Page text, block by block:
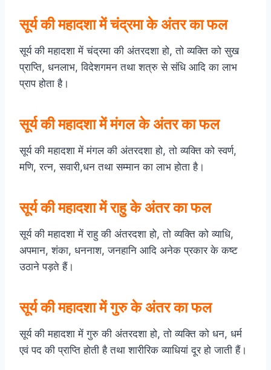
सूर्य की महादशा में चंद्रमा के अंतर का फल
सूर्य की महादशा में चंद्रमा की अंतरदशा हो, तो व्यक्ति को सुख
प्राप्ति, धनलाभ, विदेशगमन तथा शत्रु से संधि आदि का लाभ
प्राप होता है।
सूर्य की महादशा में मंगल के अंतर का फल
सूर्य की महादशा में मंगल की अंतरदशा हो, तो व्यक्ति को स्वर्ण,
मणि, रत्न, सवारी,धन तथा सम्मान का लाभ होता है।
सूर्य की महादशा में राहु के अंतर का फल
सूर्य की महादशा में राहु की अंतरदशा हो, तो व्यक्ति को व्याधि,
अपमान, शंका, धननाश, जनहानि आदि अनेक प्रकार के कष्ट
उठाने पड़ते हैं।
सूर्य की महादशा में गुरु के अंतर का फल
सूर्य की महादशा में गुरु की अंतरदशा हो, तो व्यक्ति को धन, धर्म
एवं पद की प्राप्ति होती है तथा शारीरिक व्याधियां दूर हो जाती हैं।